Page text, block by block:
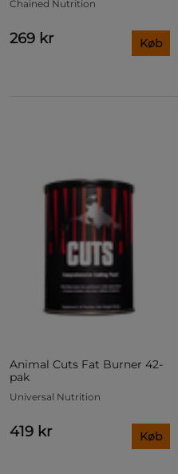
Chained Nutrition
269 kr Køb
Animal Cuts Fat Burner 42-
pak
Universal Nutrition
419 kr Køb